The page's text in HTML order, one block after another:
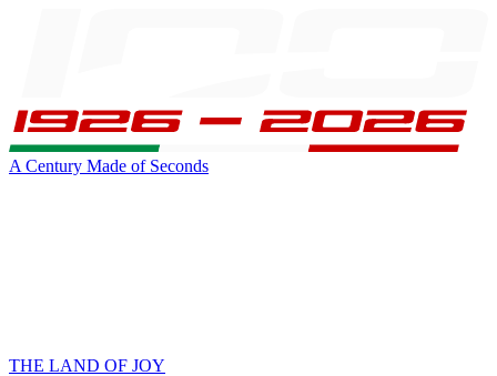
A Century Made of Seconds
THE LAND OF JOY